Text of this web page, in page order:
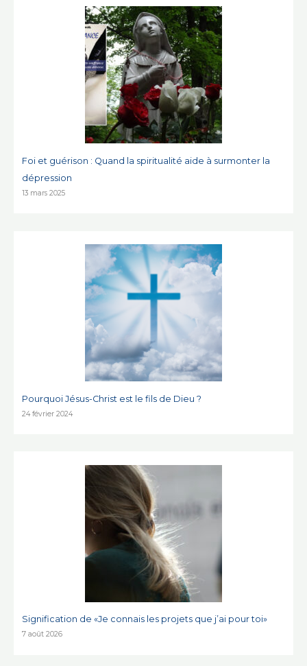
Foi et guérison : Quand la spiritualité aide à surmonter la
dépression
13 mars 2025
Pourquoi Jésus-Christ est le fils de Dieu ?
24 février 2024
Signification de «Je connais les projets que j’ai pour toi»
7 août 2026